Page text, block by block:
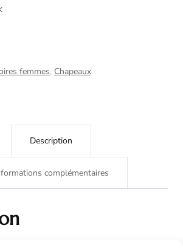
femmes, Chapeaux
Description
complémentaires